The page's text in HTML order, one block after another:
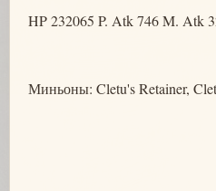
HP 232065 P. Atk 746 M. Atk
Миньоны: Cletu's Retainer,